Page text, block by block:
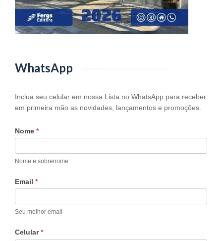
WhatsApp
WhatsApp
Inclua seu celular em nossa Lista no WhatsApp para receber
em primeira mão as novidades, lançamentos e promoções.
Nome *
Nome e sobrenome
Email *
Seu melhor email
Celular*